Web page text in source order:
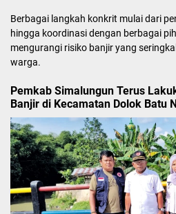
Berbagai langkah konkrit mulai dari
hingga koordinasi dengan berbagai
mengurangi risiko banjir yang
warga.
Pemkab Simalungun Terus
Banjir di Kecamatan Dolok Batu